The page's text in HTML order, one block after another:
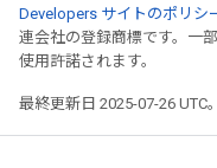
Developers サイトのポリシ
連会社の登録商標です。一
使用許諾されます。
最終更新日 2025-07-26 UTC。